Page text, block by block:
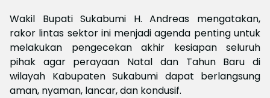
Wakil Bupati Sukabumi H. Andreas mengatakan,
rakor lintas sektor ini menjadi agenda penting untuk
melakukan pengecekan akhir kesiapan seluruh
pihak agar perayaan Natal dan Tahun Baru di
wilayah Kabupaten Sukabumi dapat berlangsung
aman, nyaman, lancar, dan kondusif.